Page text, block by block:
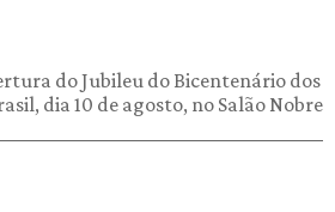
do Jubileu do Bicentenário dos
dia 10 de agosto, no Salão Nobre